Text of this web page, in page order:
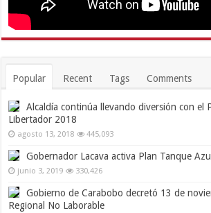
Popular Recent Tags Comments
Alcaldía continúa llevando diversión con el
Libertador 2018
agosto 13, 2018 445,093
Gobernador Lacava activa Plan Tanque
junio 3, 2019 330,426
Gobierno de Carabobo decretó 13 de
Regional No Laborable